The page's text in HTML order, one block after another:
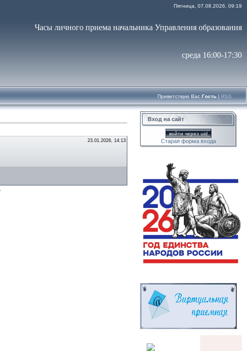
Пятница, 07.08.2026, 09:19
Часы личного приема начальника Управления образования
среда 16:00-17:30
Приветствую Вас Гость | RSS
23.01.2026, 14:13
Вход на сайт
войти через uid
Старая форма входа